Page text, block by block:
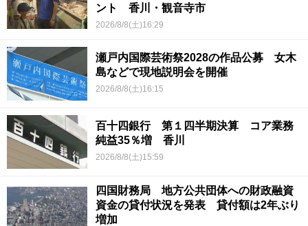
ント 香川・観音寺市
2026/8/8(土)16:29
瀬戸内国際芸術祭2028の作品公募 女木
島などで現地説明会を開催
2026/8/8(土)16:15
百十四銀行 第１四半期決算 コア業務
純益35％増 香川
2026/8/8(土)15:59
四国財務局 地方公共団体への財政融資
資金の貸付状況を発表 貸付額は2年ぶり
増加